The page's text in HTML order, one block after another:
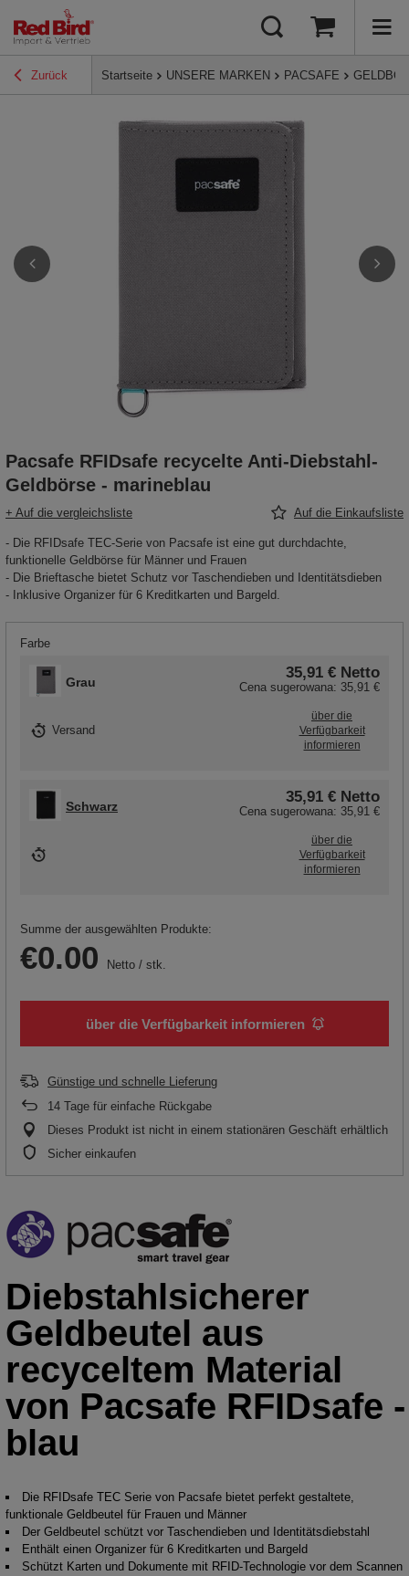
Zurück Startseite UNSERE MARKEN PACSAFE
Pacsafe RFIDsafe recycelte Anti-Diebstahl-
Geldbörse - marineblau
+ Auf die vergleichsliste Auf die Einkaufsliste
- Die RFIDsafe TEC-Serie von Pacsafe ist eine gut durchdachte,
funktionelle Geldbörse für Männer und Frauen
- Die Brieftasche bietet Schutz vor Taschendieben und Identitätsdieben
- Inklusive Organizer für 6 Kreditkarten und Bargeld.
Farbe
Schwarz
35,91 € Netto
Cena sugerowana: 35,91 €
über die
Verfügbarkeit
informieren
Grau
35,91 € Netto
Cena sugerowana: 35,91 €
Versand
über die
Verfügbarkeit
informieren
Summe der ausgewählten Produkte:
€0.00 Netto / stk.
über die Verfügbarkeit informieren
Günstige und schnelle Lieferung
14 Tage für einfache Rückgabe
Dieses Produkt ist nicht in einem stationären Geschäft erhältlich
Sicher einkaufen
Diebstahlsicherer
Geldbeutel aus
recyceltem Material
von Pacsafe RFIDsafe -
blau
Die RFIDsafe TEC Serie von Pacsafe bietet perfekt gestaltete,
funktionale Geldbeutel für Frauen und Männer
Der Geldbeutel schützt vor Taschendieben und Identitätsdiebstahl
Enthält einen Organizer für 6 Kreditkarten und Bargeld
Schützt Karten und Dokumente mit RFID-Technologie vor dem Scannen